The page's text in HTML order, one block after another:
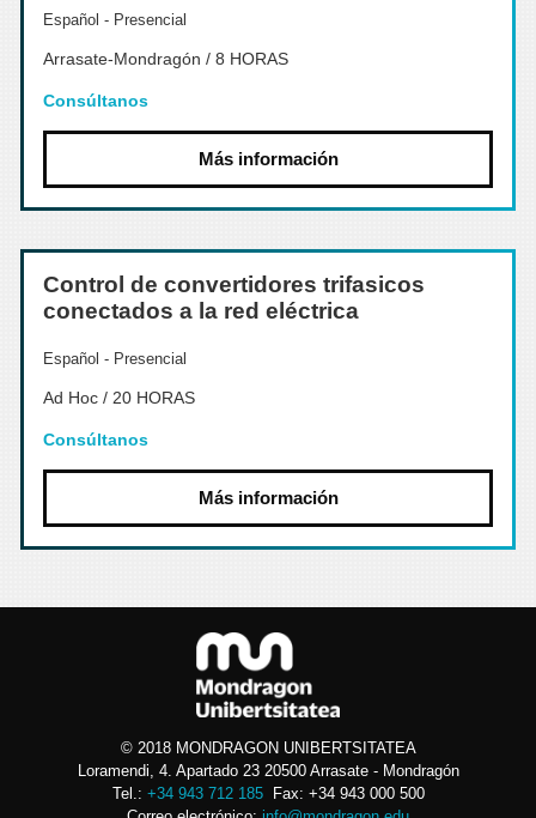
Español - Presencial
Arrasate-Mondragón / 8 HORAS
Consúltanos
Más información
Control de convertidores trifasicos
conectados a la red eléctrica
Español - Presencial
Ad Hoc / 20 HORAS
Consúltanos
Más información
© 2018 MONDRAGON UNIBERTSITATEA
Loramendi, 4. Apartado 23 20500 Arrasate - Mondragón
Tel.: +34 943 712 185Fax: +34 943 000 500